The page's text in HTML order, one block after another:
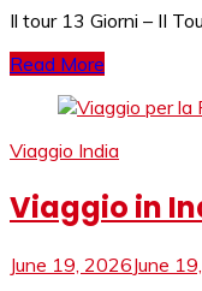
Il tour 13 Giorni – II
Read More
Viaggio India
Viaggio in
June 19, 2026June